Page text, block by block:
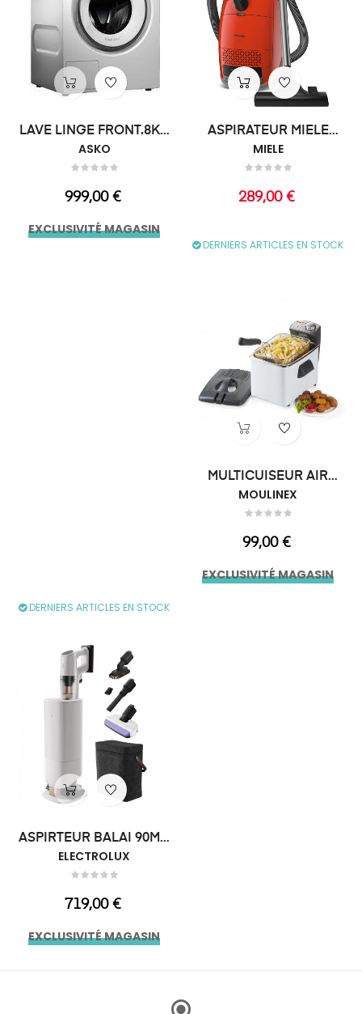
LAVE LINGE FRONT.8KG
1400T DD
ASKO
Prix
999,00 €
EXCLUSIVITÉ MAGASIN
ASPIRATEUR MIELE
TRAIN.890W...
MIELE
Prix
289,00 €
DERNIERS ARTICLES EN STOCK
MULTICUISEUR AIR
CHAUD 7.5L...
MOULINEX
Prix
99,00 €
EXCLUSIVITÉ MAGASIN
DERNIERS ARTICLES EN STOCK
ASPIRTEUR BALAI 90MN
STATION
ELECTROLUX
Prix
719,00 €
EXCLUSIVITÉ MAGASIN